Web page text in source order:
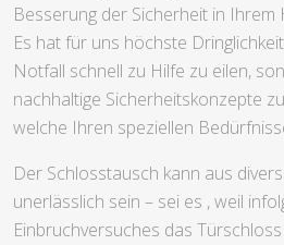
Besserung der Sicherheit in
Es hat für uns höchste
Notfall schnell zu Hilfe zu eilen,
nachhaltige Sicherheitskonzepte
welche Ihren speziellen
Der Schlosstausch kann aus
unerlässlich sein – sei es , weil
Einbruchversuches das